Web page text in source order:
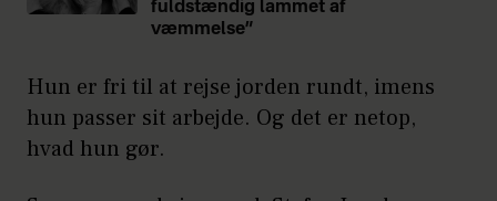
fuldstændig lammet af
væmmelse”
Hun er fri til at rejse jorden rundt, imens
hun passer sit arbejde. Og det er netop,
hvad hun gør.